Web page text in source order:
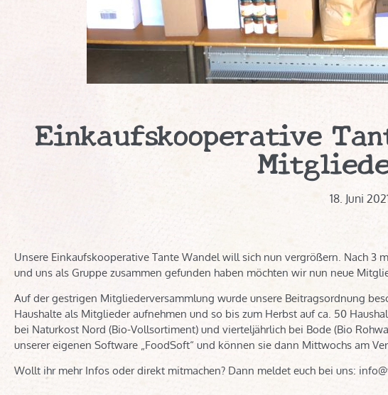
Einkaufskooperative
18. Juni
Unsere Einkaufskooperative Tante Wandel will sich nun vergrößern. Nach 3
und uns als Gruppe zusammen gefunden haben möchten wir nun neue
Auf der gestrigen Mitgliederversammlung wurde unsere Beitragsordnung
Haushalte als Mitglieder aufnehmen und so bis zum Herbst auf ca. 50
bei Naturkost Nord (Bio-Vollsortiment) und vierteljährlich bei Bode (Bio
unserer eigenen Software „FoodSoft“ und können sie dann Mittwochs am
Wollt ihr mehr Infos oder direkt mitmachen? Dann meldet euch bei uns: